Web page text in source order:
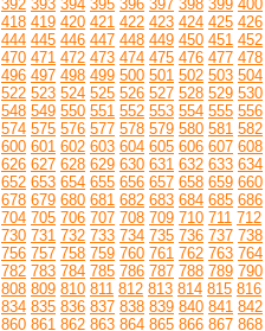
392 393 394 395 396 397 398 399 400
418 419 420 421 422 423 424 425 426
444 445 446 447 448 449 450 451 452
470 471 472 473 474 475 476 477 478
496 497 498 499 500 501 502 503 504
522 523 524 525 526 527 528 529 530
548 549 550 551 552 553 554 555 556
574 575 576 577 578 579 580 581 582
600 601 602 603 604 605 606 607 608
626 627 628 629 630 631 632 633 634
652 653 654 655 656 657 658 659 660
678 679 680 681 682 683 684 685 686
704 705 706 707 708 709 710 711 712
730 731 732 733 734 735 736 737 738
756 757 758 759 760 761 762 763 764
782 783 784 785 786 787 788 789 790
808 809 810 811 812 813 814 815 816
834 835 836 837 838 839 840 841 842
860 861 862 863 864 865 866 867 868